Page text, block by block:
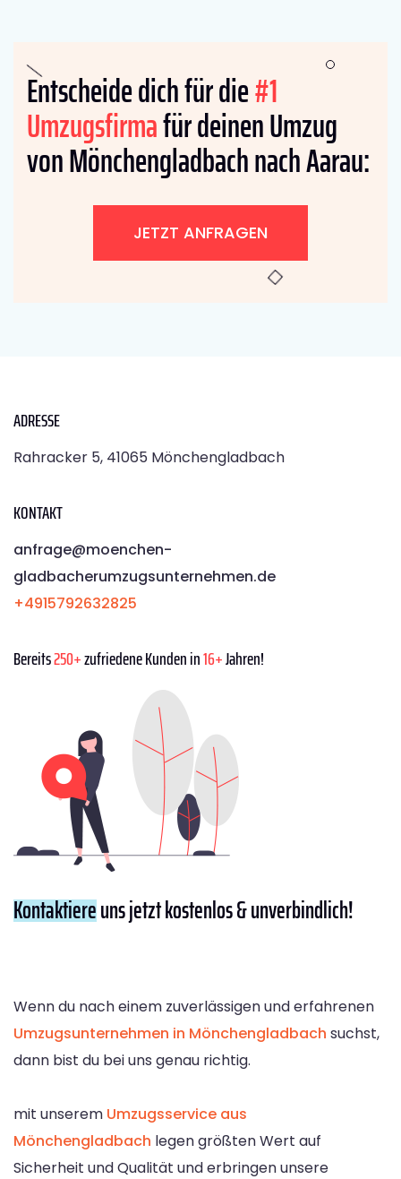
Entscheide dich für die#1
Umzugsfirmafür deinen Umzug
von Mönchengladbach nach Aarau:
JETZT ANFRAGEN
ADRESSE
Rahracker 5, 41065 Mönchengladbach
KONTAKT
anfrage@moenchen­
gladbacherumzugsunternehmen.de
+4915792632825
Bereits250+zufriedene Kunden in16+Jahren!
Kontaktiereuns jetzt kostenlos & unverbindlich!
Wenn du nach einem zuverlässigen und erfahrenen
Umzugsunternehmen in Mönchengladbach suchst,
dann bist du bei uns genau richtig.
mit unserem Umzugsservice aus
Mönchengladbach legen größten Wert auf
Sicherheit und Qualität und erbringen unsere